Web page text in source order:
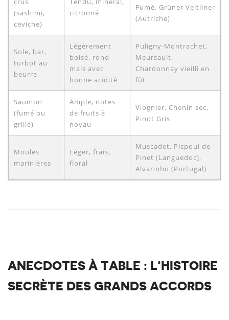
(sashimi,
ceviche)
citronné
Fumé, Grüner Veltliner
(Autriche)
Sole, bar,
turbot au
beurre
Légèrement
boisé, rond
mais avec
bonne acidité
Puligny-Montrachet,
Meursault,
Chardonnay vieilli en
fût
Saumon
(fumé ou
grillé)
Ample, notes
de fruits à
noyau
Viognier, Chenin sec,
Pinot Gris
Moules
marinières
Léger, frais,
floral
Muscadet, Picpoul de
Pinet (Languedoc),
Alvarinho (Portugal)
ANECDOTES À TABLE : L’HISTOIRE
SECRÈTE DES GRANDS ACCORDS